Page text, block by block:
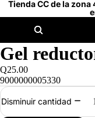
Tienda CC de la
Gel
Q25.00
9000000005330
Disminuir cantidad